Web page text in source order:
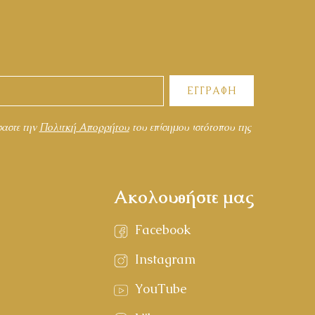
ΕΓΓΡΑΦΗ
την Πολιτκή Απορρήτουτου επίσημου ιστότοπου της
Ακολουθήστε μας
Facebook
Instagram
YouTube